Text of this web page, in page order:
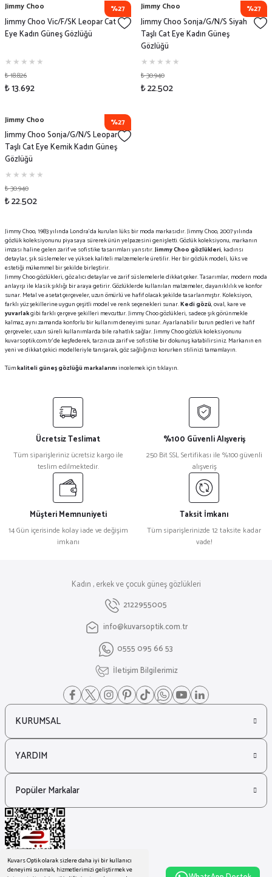
Kuvars Optik olarak sizlere daha iyi bir kullanıcı
deneyimi sunmak, hizmetlerimizi geliştirmek ve
%27
Jimmy Choo
Jimmy Choo Vic/F/SK Leopar Cat
Eye Kadın Güneş Gözlüğü
₺ 18.826
₺ 13.692
%27
Jimmy Choo
Jimmy Choo Sonja/G/N/S Siyah
Taşlı Cat Eye Kadın Güneş
Gözlüğü
₺ 30.940
₺ 22.502
%27
Jimmy Choo
Jimmy Choo Sonja/G/N/S Leopar
Taşlı Cat Eye Kemik Kadın Güneş
Gözlüğü
₺ 30.940
₺ 22.502
Jimmy Choo, 1983 yılında Londra'da kurulan lüks bir moda markasıdır. Jimmy Choo, 2007 yılında
gözlük koleksiyonunu piyasaya sürerek ürün yelpazesini genişletti. Gözlük koleksiyonu, markanın
imzası haline gelen zarif ve sofistike tasarımları yansıtır.Jimmy Choo gözlükleri, kadınsı
detaylar, şık süslemeler ve yüksek kaliteli malzemelerle üretilir. Her bir gözlük modeli, lüks ve
estetiği mükemmel bir şekilde birleştirir​.
Jimmy Choo gözlükleri, göz alıcı detaylar ve zarif süslemelerle dikkat çeker. Tasarımlar, modern moda
anlayışı ile klasik şıklığı bir araya getirir. Gözlüklerde kullanılan malzemeler, dayanıklılık ve konfor
sunar. Metal ve asetat çerçeveler, uzun ömürlü ve hafif olacak şekilde tasarlanmıştır. Koleksiyon,
farklı yüz şekillerine uygun çeşitli model ve renk seçenekleri sunar.Kedi gözü, oval, kare ve
yuvarlakgibi farklı çerçeve şekilleri mevcuttur. Jimmy Choo gözlükleri, sadece şık görünmekle
kalmaz, aynı zamanda konforlu bir kullanım deneyimi sunar. Ayarlanabilir burun pedleri ve hafif
çerçeveler, uzun süreli kullanımlarda bile rahatlık sağlar. Jimmy Choo gözlük koleksiyonunu
kuvarsoptik.com.tr'de keşfederek, tarzınıza zarif ve sofistike bir dokunuş katabilirsiniz. Markanın en
yeni ve dikkat çekici modelleriyle tanışarak, göz sağlığınızı korurken stilinizi tamamlayın.
Tümkaliteli güneş gözlüğü markalarınıincelemek için tıklayın.
Ücretsiz Teslimat
Tüm siparişleriniz ücretsiz kargo ile
teslim edilmektedir.
%100 Güvenli Alışveriş
250 Bit SSL Sertifikası ile %100 güvenli
alışveriş
Müşteri Memnuniyeti
14 Gün içerisinde kolay iade ve değişim
imkanı
Taksit İmkanı
Tüm siparişlerinizde 12 taksite kadar
vade!
Kadın , erkek ve çocuk güneş gözlükleri
2122955005
info@kuvarsoptik.com.tr
0555 095 66 53
İletişim Bilgilerimiz
KURUMSAL
YARDIM
Popüler Markalar